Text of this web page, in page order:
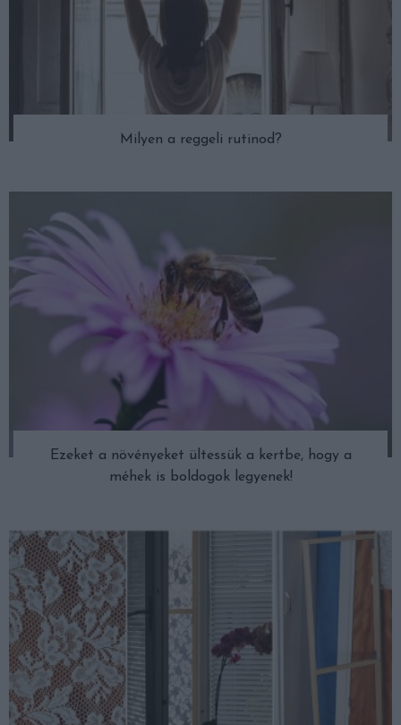
Milyen a reggeli rutinod?
Ezeket a növényeket ültessük a kertbe, hogy a
méhek is boldogok legyenek!